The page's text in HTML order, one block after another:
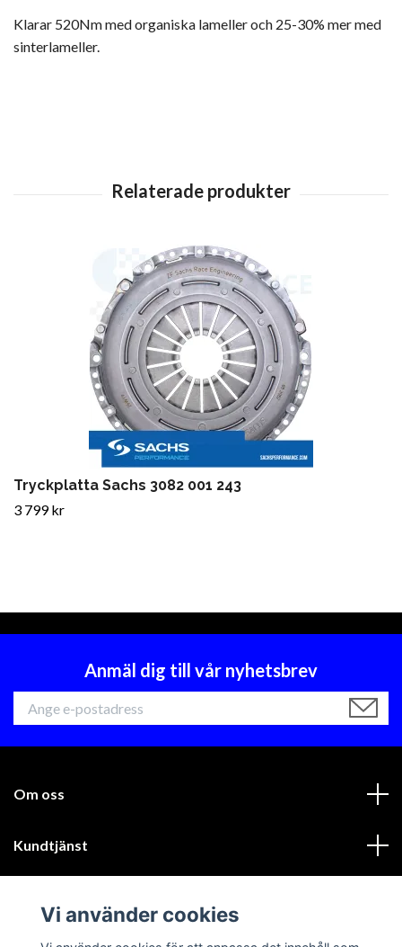
Klarar 520Nm med organiska lameller och 25-30% mer med
sinterlameller.
Tryckplatta Sachs 3082 001 243
3 799 kr
Anmäl dig till vår nyhetsbrev
Om oss
Kundtjänst
Vi använder cookies